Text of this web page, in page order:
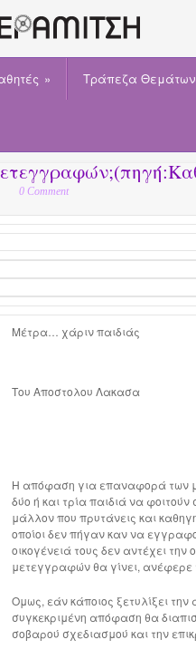
» Τράπεζα Θεμάτων
0 Comment
Μέτρα… χάριν παιδιάς
Tου Αποστολου Λακασα
Η απόφαση για επαναφορά των
δύο ή και τρία παιδιά να
μάλλον που πρυτάνεις και
οποίοι δεν πήγαν καν να
οικογένειά τους δεν αντέχει
μετεγγραφών θα γίνει, ανέφερε
Ομως, εάν κάποιος ξετυλίξει
συγκεκριμένη απόφαση θα
σοβαρού σχεδιασμού και την